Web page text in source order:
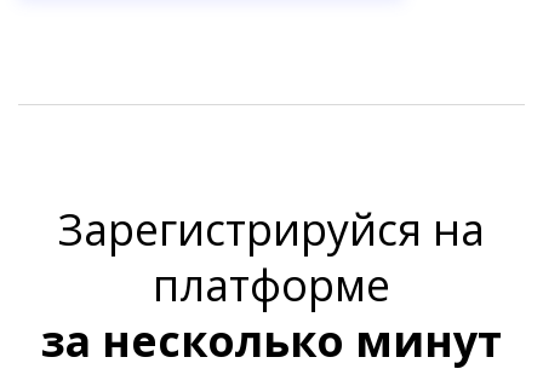
Зарегистрируйся на
платформе
за несколько минут